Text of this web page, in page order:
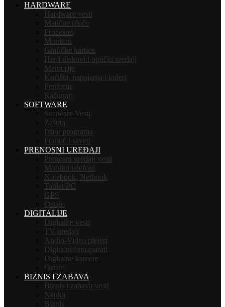
HARDWARE
Hardware vesti
Matične ploče
Procesori
Monitori
Grafičke kartice
Hard diskovi i optički uređaji
Memorije
Kućišta, napajanja i kuleri
Periferije
Računari
SOFTWARE
Software Vesti
Zaštita
Izbor programa
Pomoć i saveti
PRENOSNI UREĐAJI
Prenosni uređaji vesti
Mobilni telefoni
Notebook, Netbook
Tablet PC
GPS
Ostalo
DIGITALIJE
Digitalije vesti
TV uređaji
Audio-Video plejeri
Digitalni fotoaparati
Digitalne kamere
Ostalo
BIZNIS I ZABAVA
Biznis i zabava vesti
Nauka
Biznis